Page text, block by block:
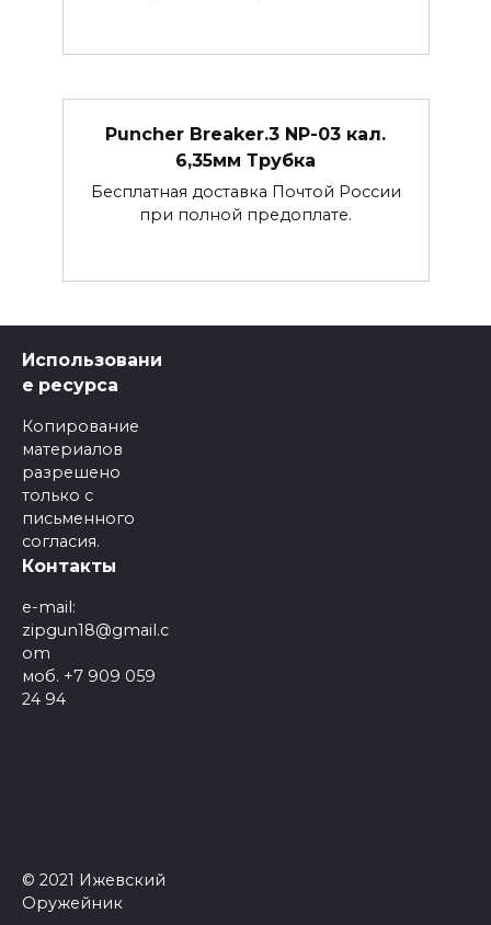
Puncher Breaker.3 NP-03 кал.
6,35мм Трубка
Бесплатная доставка Почтой России
при полной предоплате.
Использовани
е ресурса
Копирование
материалов
разрешено
только с
письменного
согласия.
Контакты
e-mail:
zipgun18@gmail.c
om
моб. +7 909 059
24 94
© 2021 Ижевский
Оружейник